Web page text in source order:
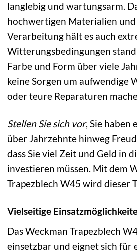
langlebig und wartungsarm.
hochwertigen Materialien
Verarbeitung hält es auch
Witterungsbedingungen
Farbe und Form über viele
keine Sorgen um aufwendige
oder teure Reparaturen
Stellen Sie sich vor, Sie haben
über Jahrzehnte hinweg
dass Sie viel Zeit und Geld in
investieren müssen. Mit dem
Trapezblech W45 wird dieser
Vielseitige
Das Weckman Trapezblech
einsetzbar und eignet sich für